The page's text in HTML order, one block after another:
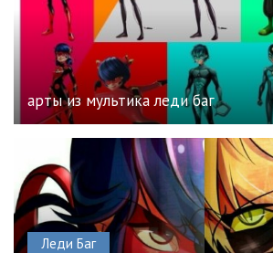
арты из мультика леди баг
Леди Баг